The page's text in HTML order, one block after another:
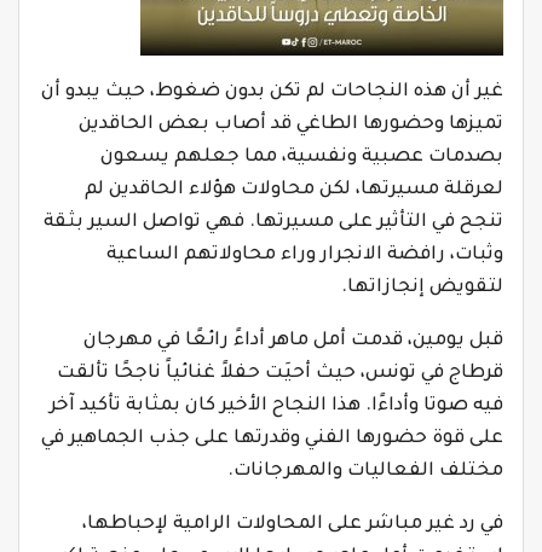
غير أن هذه النجاحات لم تكن بدون ضغوط، حيث يبدو أن
تميزها وحضورها الطاغي قد أصاب بعض الحاقدين
بصدمات عصبية ونفسية، مما جعلهم يسعون
لعرقلة مسيرتها، لكن محاولات هؤلاء الحاقدين لم
تنجح في التأثير على مسيرتها. فهي تواصل السير بثقة
وثبات، رافضة الانجرار وراء محاولاتهم الساعية
لتقويض إنجازاتها.
قبل يومين، قدمت أمل ماهر أداءً رائعًا في مهرجان
قرطاج في تونس، حيث أحيَت حفلاً غنائياً ناجحًا تألقت
فيه صوتا وأداءًا. هذا النجاح الأخير كان بمثابة تأكيد آخر
على قوة حضورها الفني وقدرتها على جذب الجماهير في
مختلف الفعاليات والمهرجانات.
في رد غير مباشر على المحاولات الرامية لإحباطها،